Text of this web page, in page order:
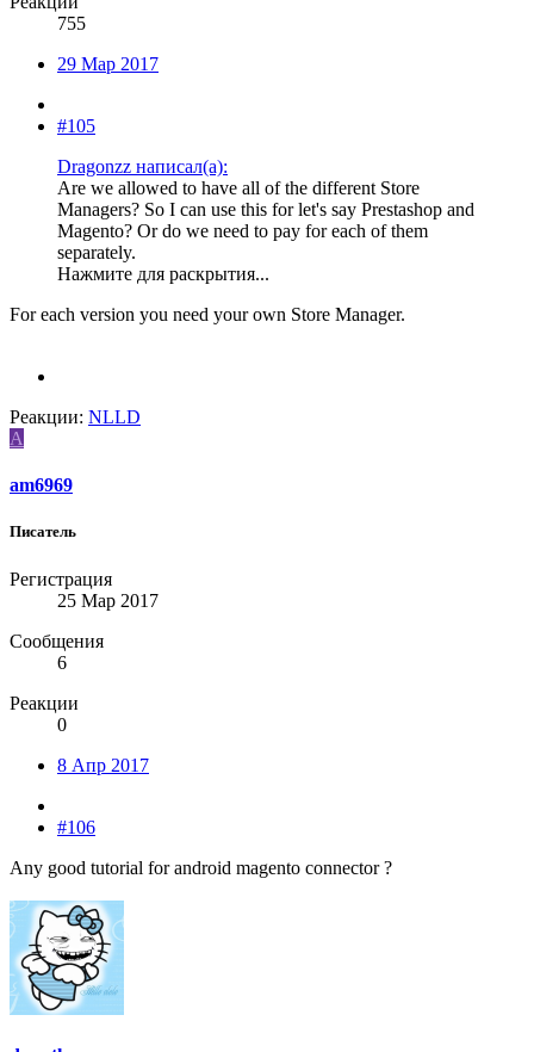
755
29 Мар 2017
#105
Dragonzz написал(а):
Are we allowed to have all of the different Store
Managers? So I can use this for let's say Prestashop and
Magento? Or do we need to pay for each of them
separately.
Нажмите для раскрытия...
For each version you need your own Store Manager.
Реакции: NLLD
A
am6969
Писатель
Регистрация
25 Мар 2017
Сообщения
6
Реакции
0
8 Апр 2017
#106
Any good tutorial for android magento connector ?